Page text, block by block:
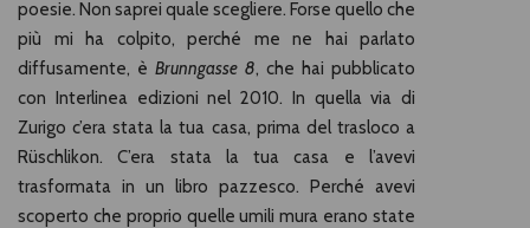
poesie. Non saprei quale scegliere. Forse quello che
più mi ha colpito, perché me ne hai parlato
diffusamente, è Brunngasse 8, che hai pubblicato
con Interlinea edizioni nel 2010. In quella via di
Zurigo c’era stata la tua casa, prima del trasloco a
Rüschlikon. C’era stata la tua casa e l’avevi
trasformata in un libro pazzesco. Perché avevi
scoperto che proprio quelle umili mura erano state